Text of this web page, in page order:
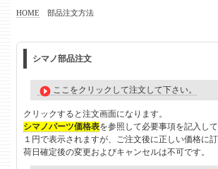
HOME 部品注文方法
シマノ部品注文
ここをクリックして注文して下さい。
クリックすると注文画面になります。
シマノパーツ価格表を参照して必要事項を記入し
１円で表示されますが、ご注文後に正しい価格に
荷日確定後の変更およびキャンセルは不可です。